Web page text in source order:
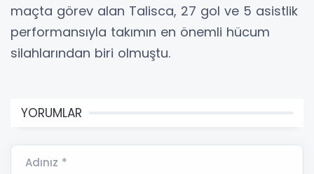
maçta görev alan Talisca, 27 gol ve 5 asistlik
performansıyla takımın en önemli hücum
silahlarından biri olmuştu.
YORUMLAR
Adınız *